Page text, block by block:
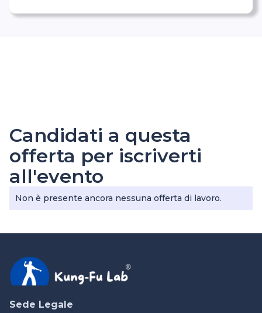
Candidati a questa
offerta per iscriverti
all'evento
Non è presente ancora nessuna offerta di lavoro.
Sede Legale